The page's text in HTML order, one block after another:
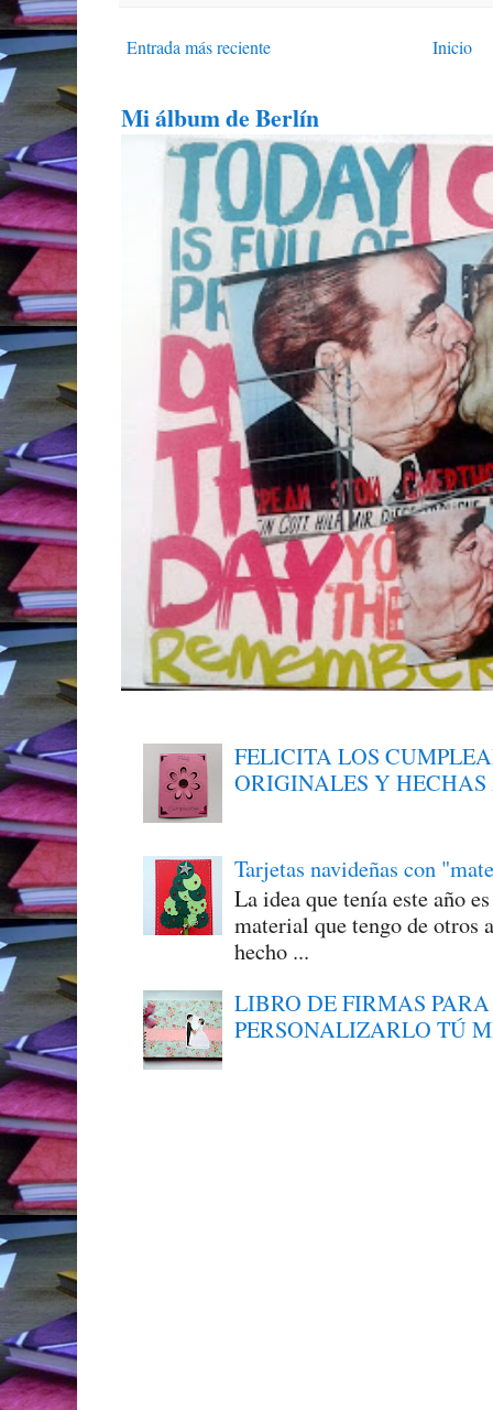
Entrada más reciente Inicio
Mi álbum de Berlín
FELICITA LOS
ORIGINALES Y
Tarjetas navideñas con
La idea que tenía este año
material que tengo de otros
hecho ...
LIBRO DE FIRMAS
PERSONALIZARLO TÚ